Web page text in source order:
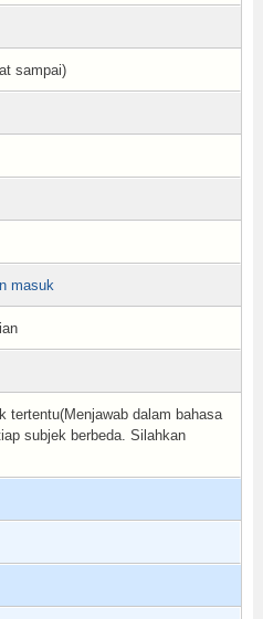
sampai)
masuk
tertentu(Menjawab dalam bahasa
subjek berbeda. Silahkan